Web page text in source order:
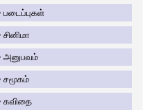
படைப்புகள்
சினிமா
அனுபவம்
சமூகம்
கவிதை